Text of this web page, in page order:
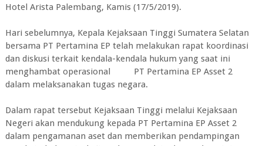
Hotel Arista Palembang, Kamis (17/5/2019).
Hari sebelumnya, Kepala Kejaksaan Tinggi Sumatera Selatan
bersama PT Pertamina EP telah melakukan rapat koordinasi
dan diskusi terkait kendala-kendala hukum yang saat ini
menghambat operasional PT Pertamina EP Asset 2
dalam melaksanakan tugas negara.
Dalam rapat tersebut Kejaksaan Tinggi melalui Kejaksaan
Negeri akan mendukung kepada PT Pertamina EP Asset 2
dalam pengamanan aset dan memberikan pendampingan